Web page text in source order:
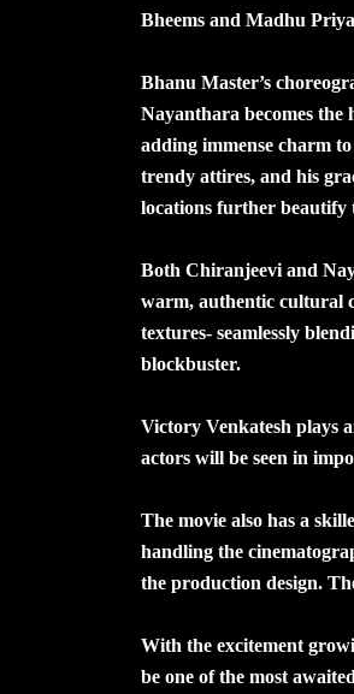
Bheems and Madhu
Bhanu Master’s
Nayanthara becomes
adding immense charm
trendy attires, and his
locations further beautify
Both Chiranjeevi and
warm, authentic cultural
textures- seamlessly
blockbuster.
Victory Venkatesh plays
actors will be seen in
The movie also has a
handling the
the production design.
With the excitement
be one of the most